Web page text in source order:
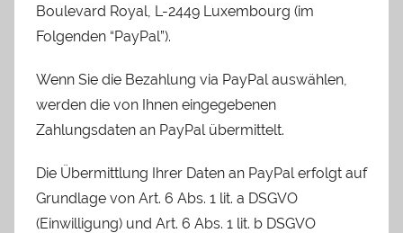
Boulevard Royal, L-2449 Luxembourg (im
Folgenden “PayPal”).
Wenn Sie die Bezahlung via PayPal auswählen,
werden die von Ihnen eingegebenen
Zahlungsdaten an PayPal übermittelt.
Die Übermittlung Ihrer Daten an PayPal erfolgt auf
Grundlage von Art. 6 Abs. 1 lit. a DSGVO
(Einwilligung) und Art. 6 Abs. 1 lit. b DSGVO